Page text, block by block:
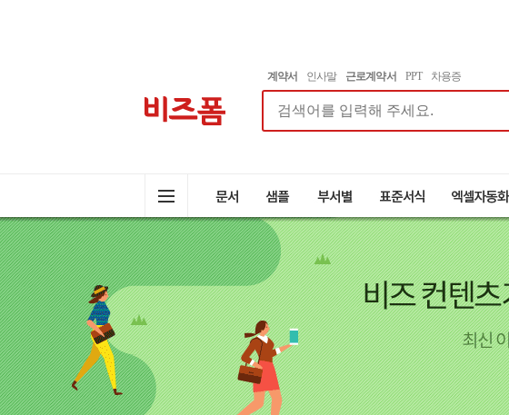
계약서 인사말 근로계약서 PPT 차용증